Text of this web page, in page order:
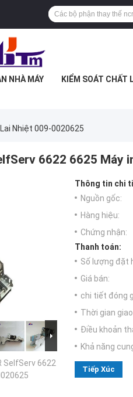
NHÀ MÁY KIỂM SOÁT CHẤT
Nhiệt 009-0020625
6622 6625 Máy
SelfServ 6622
Thông tin chi
Nguồn gốc:
Hàng hiệu:
Chứng nhận:
Thanh toán:
Số lượng đặt
Giá bán:
chi tiết đóng
Thời gian
Điều khoản
Khả năng
Tiếp Xúc